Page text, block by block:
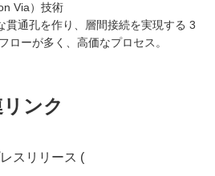
Via）技術
貫通孔を作り、層間接続を実現する 3
ローが多く、高価なプロセス。
ンク
スリリース (